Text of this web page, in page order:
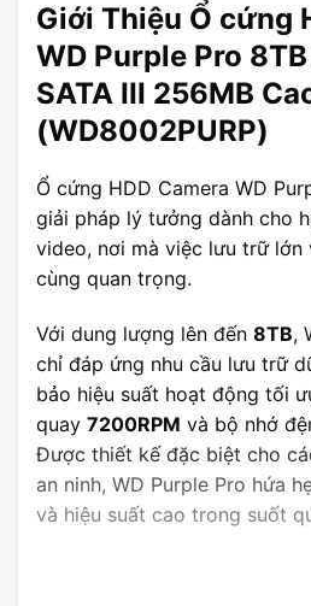
Giới Thiệu Ổ cứng
WD Purple Pro
SATA III 256MB
(WD8002PURP)
Ổ cứng HDD Camera WD
giải pháp lý tưởng dành cho
video, nơi mà việc lưu trữ lớn
cùng quan trọng.
Với dung lượng lên đến 8TB,
chỉ đáp ứng nhu cầu lưu trữ
bảo hiệu suất hoạt động tối
quay 7200RPM và bộ nhớ
Được thiết kế đặc biệt cho
an ninh, WD Purple Pro hứa
và hiệu suất cao trong suốt